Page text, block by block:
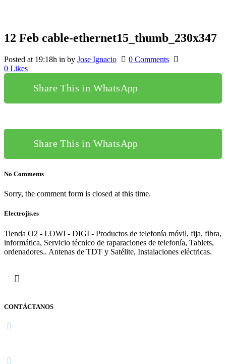
12 Feb cable-ethernet15_thumb_230x347
Posted at 19:18h in by Jose Ignacio
0 Comments
0 Likes
Share This in WhatsApp
Share This in WhatsApp
No Comments
Sorry, the comment form is closed at this time.
Electrojis.es
Tienda O2 - LOWI - DIGI - Productos de telefonía móvil, fija, fibra,
informática, Servicio técnico de raparaciones de telefonía, Tablets,
ordenadores.. Antenas de TDT y Satélite, Instalaciones eléctricas.
CONTÁCTANOS